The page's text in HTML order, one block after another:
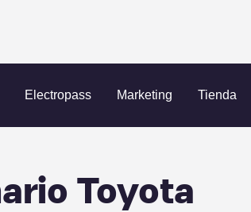
Electropass Marketing Tienda
Concessionario Toyota
Toyota